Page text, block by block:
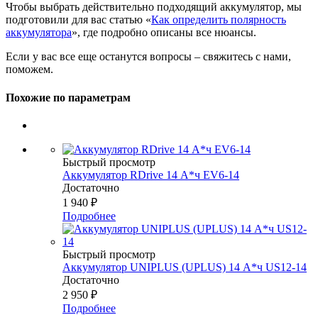
Чтобы выбрать действительно подходящий аккумулятор, мы
подготовили для вас статью «Как определить полярность
аккумулятора», где подробно описаны все нюансы.
Если у вас все еще останутся вопросы – свяжитесь с нами,
поможем.
Похожие по параметрам
Быстрый просмотр
Аккумулятор RDrive 14 А*ч EV6-14
Достаточно
1 940 ₽
Подробнее
Быстрый просмотр
Аккумулятор UNIPLUS (UPLUS) 14 А*ч US12-14
Достаточно
2 950 ₽
Подробнее